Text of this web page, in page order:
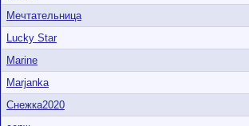
Мечтательница
Lucky Star
Marine
Marjanka
Снежка2020